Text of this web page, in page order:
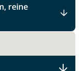
reine